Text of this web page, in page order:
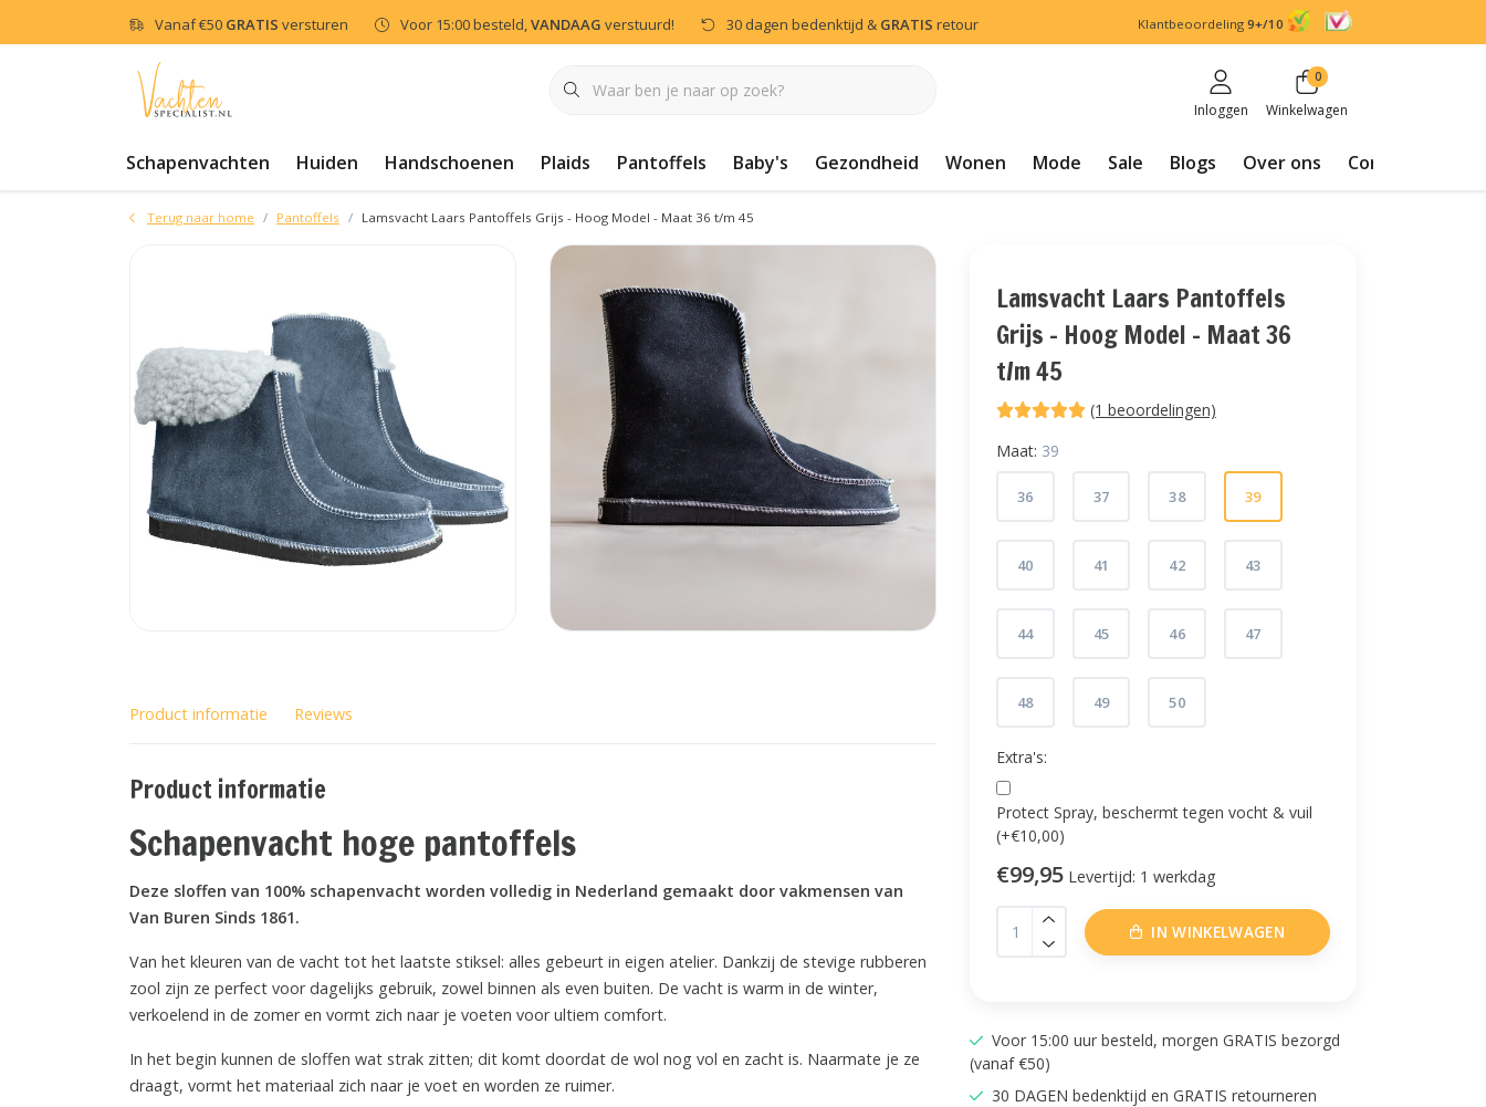
Vanaf€50 GRATIS versturen Voor 15:00 besteld,VANDAAG verstuurd! 30 dagen bedenktijd & GRATIS retour Klantbeoordeling 9+/10
Inloggen
0
Winkelwagen
Schapenvachten Huiden Handschoenen Plaids Pantoffels Baby's Gezondheid Wonen Mode Sale Blogs Over ons Contact
Terug naar home Pantoffels Lamsvacht Laars Pantoffels Grijs - Hoog Model - Maat 36 t/m 45
Lamsvacht Laars Pantoffels
Grijs - Hoog Model - Maat 36
t/m 45
(1 beoordelingen)
Maat: 39
36 37 38 39
40 41 42 43
44 45 46 47
48 49 50
Extra's:
Protect Spray, beschermt tegen vocht & vuil
(+€10,00)
€99,95 Levertijd: 1 werkdag
IN WINKELWAGEN
Voor 15:00 uur besteld, morgen GRATIS bezorgd
(vanaf €50)
30 DAGEN bedenktijd en GRATIS retourneren
Product informatie Reviews
Product informatie
Schapenvacht hoge pantoffels
Deze sloffen van 100% schapenvacht worden volledig in Nederland gemaakt door vakmensen van
Van Buren Sinds 1861.
Van het kleuren van de vacht tot het laatste stiksel: alles gebeurt in eigen atelier. Dankzij de stevige rubberen
zool zijn ze perfect voor dagelijks gebruik, zowel binnen als even buiten. De vacht is warm in de winter,
verkoelend in de zomer en vormt zich naar je voeten voor ultiem comfort.
In het begin kunnen de sloffen wat strak zitten; dit komt doordat de wol nog vol en zacht is. Naarmate je ze
draagt, vormt het materiaal zich naar je voet en worden ze ruimer.